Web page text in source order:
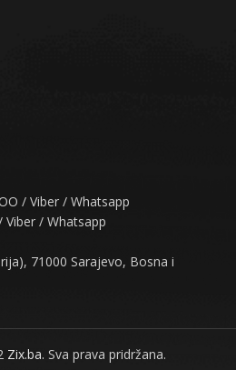
/ Viber / Whatsapp
/ Whatsapp
71000 Sarajevo, Bosna i
Zix.ba. Sva prava pridržana.